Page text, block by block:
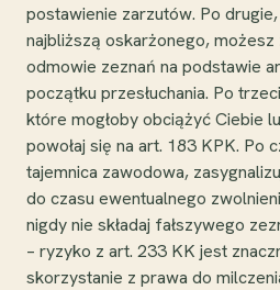
postawienie zarzutów. Po
najbliższą oskarżonego, możesz
odmowie zeznań na podstawie
początku przesłuchania. Po
które mogłoby obciążyć Ciebie
powołaj się na art. 183 KPK. Po
tajemnica zawodowa,
do czasu ewentualnego
nigdy nie składaj fałszywego
– ryzyko z art. 233 KK jest
skorzystanie z prawa do